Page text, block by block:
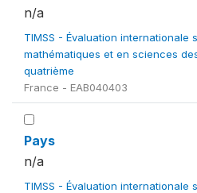
n/a
TIMSS - Évaluation internationale
mathématiques et en sciences
quatrième
France - EAB040403
Pays
n/a
TIMSS - Évaluation internationale